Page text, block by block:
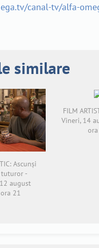
canal-tv/alfa-
similare
Ascunși
-
august
21
FILM
Vineri, 14